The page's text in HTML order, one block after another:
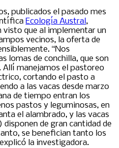
publicados el pasado mes
Ecología Austral,
visto que al implementar un
vecinos, la oferta de
“Nos
lomas de conchilla, que son
manejamos el pastoreo
cortando el pasto a
a las vacas desde marzo
de tiempo entran los
pastos y leguminosas, en
el alambrado, y las vacas
de gran cantidad de
se benefician tanto los
la investigadora.